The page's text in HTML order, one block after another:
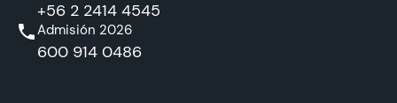
+56 2 2414 4545
Admisión 2026
600 914 0486